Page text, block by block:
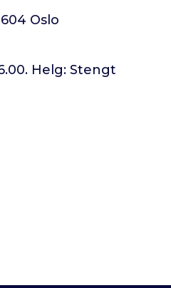
Oslo
Helg: Stengt